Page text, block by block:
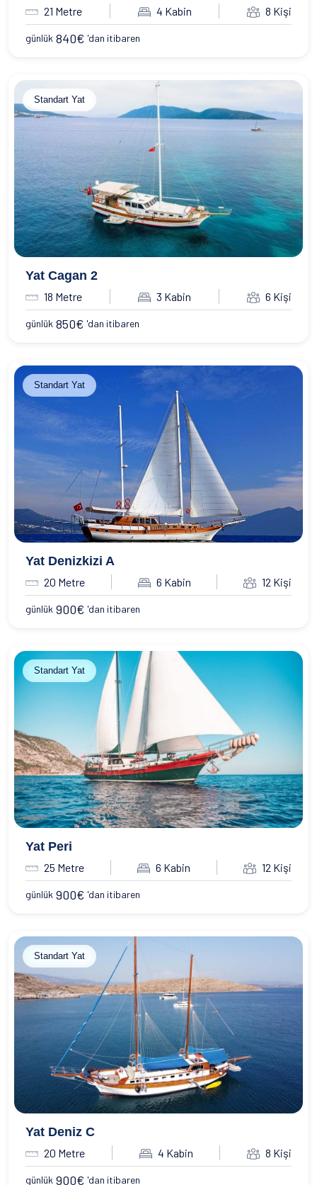
21 Metre 4 Kabin 8 Kişi
günlük 840€ 'dan itibaren
Standart Yat
Yat Cagan 2
18 Metre 3 Kabin 6 Kişi
günlük 850€ 'dan itibaren
Standart Yat
Yat Denizkizi A
20 Metre 6 Kabin 12 Kişi
günlük 900€ 'dan itibaren
Standart Yat
Yat Peri
25 Metre 6 Kabin 12 Kişi
günlük 900€ 'dan itibaren
Standart Yat
Yat Deniz C
20 Metre 4 Kabin 8 Kişi
günlük 900€ 'dan itibaren